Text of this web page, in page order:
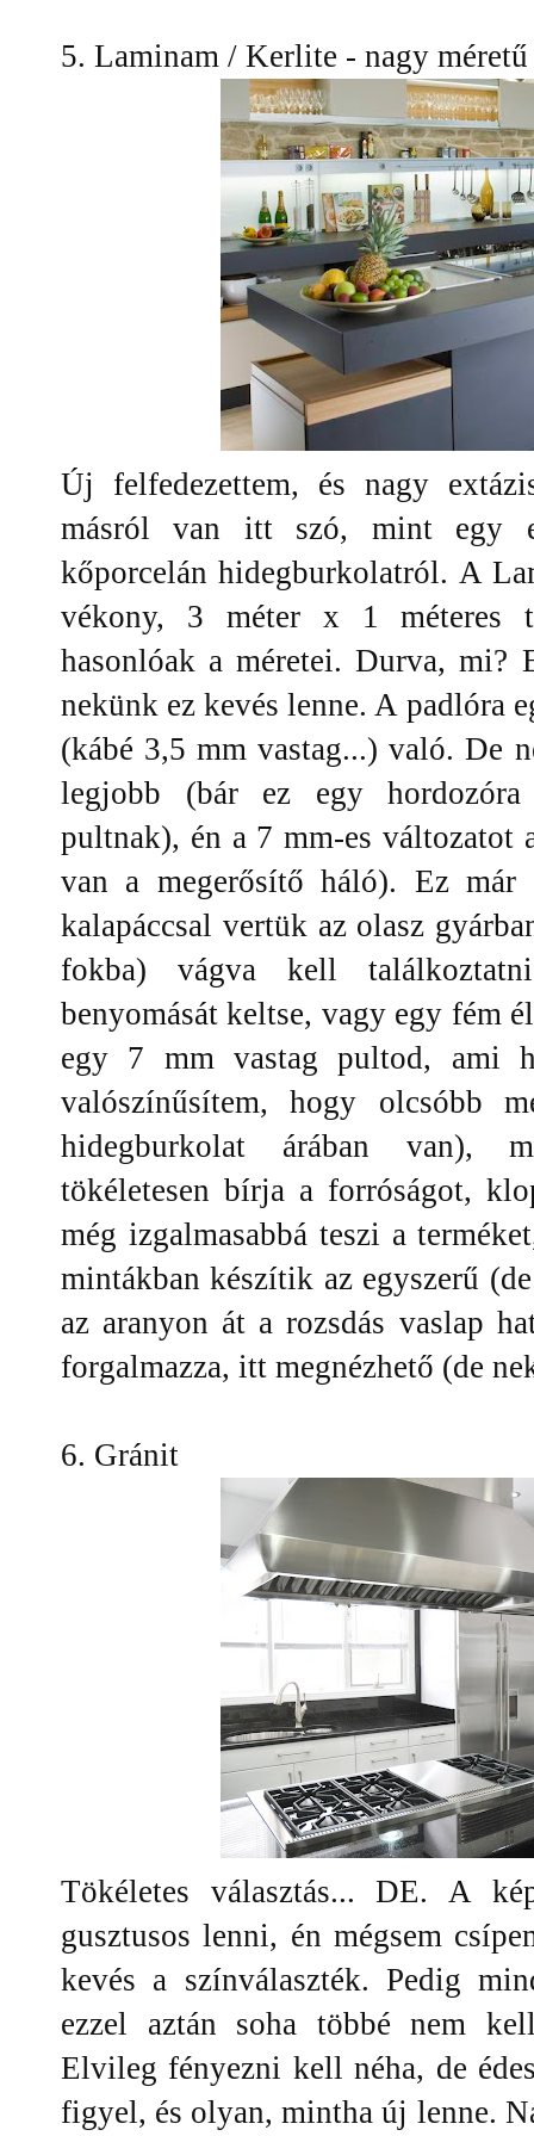
5. Laminam / Kerlite - nagy
Új felfedezettem, és nagy
másról van itt szó, mint egy
kőporcelán hidegburkolatról. A
vékony, 3 méter x 1
hasonlóak a méretei. Durva, mi?
nekünk ez kevés lenne. A padlóra
(kábé 3,5 mm vastag...) való. De
legjobb (bár ez egy
pultnak), én a 7 mm-es változatot
van a megerősítő háló). Ez már
kalapáccsal vertük az olasz
fokba) vágva kell
benyomását keltse, vagy egy fém
egy 7 mm vastag pultod, ami
valószínűsítem, hogy olcsóbb
hidegburkolat árában van),
tökéletesen bírja a forróságot,
még izgalmasabbá teszi a
mintákban készítik az egyszerű
az aranyon át a rozsdás vaslap
forgalmazza, itt megnézhető (de
6. Gránit
Tökéletes választás... DE. A
gusztusos lenni, én mégsem
kevés a színválaszték. Pedig
ezzel aztán soha többé nem
Elvileg fényezni kell néha, de
figyel, és olyan, mintha új lenne.